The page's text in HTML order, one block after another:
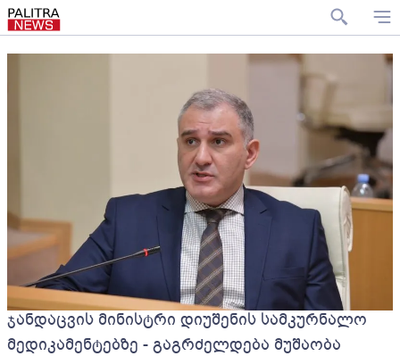
ჯანდაცვის მინისტრი დიუშენის სამკურნალო
მედიკამენტებზე - გაგრძელდება მუშაობა